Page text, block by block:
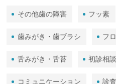
その他歯の障害 フッ素
歯みがき・歯ブラシ フ
舌みがき・舌苔 初診相
コミュニケーション 診